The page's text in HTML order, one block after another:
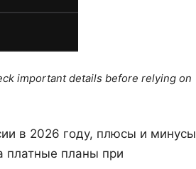
important details before relying on
в 2026 году, плюсы и минусы
платные планы при